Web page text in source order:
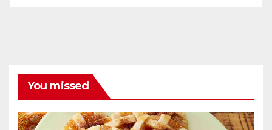
You missed